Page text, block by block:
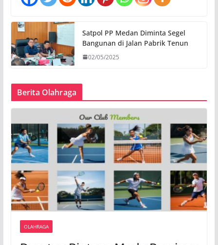
Satpol PP Medan Diminta Segel
Bangunan di Jalan Pabrik Tenun
02/05/2025
Berita Olahraga
OLAHRAGA